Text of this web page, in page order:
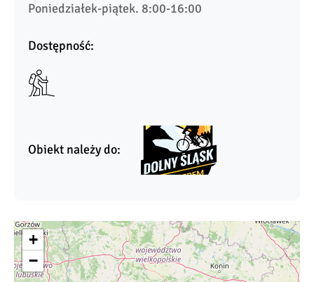
Poniedziałek-piątek. 8:00-16:00
Dostępność:
Obiekt należy do:
+
−